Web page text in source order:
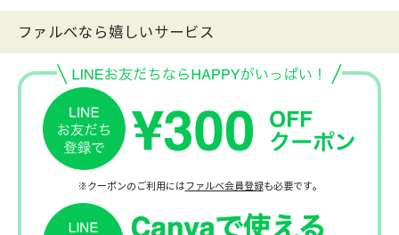
ファルべなら嬉しいサービス
※クーポンのご利用にはファルベ会員登録も必要です。